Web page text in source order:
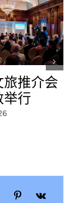
旅推介会
举行